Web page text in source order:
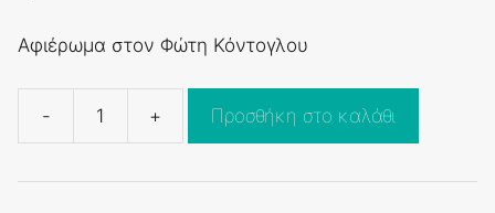
Αφιέρωμα στον Φώτη Κόντογλου
-
Φιλολογική
137
+ Προσθήκη στο καλάθι